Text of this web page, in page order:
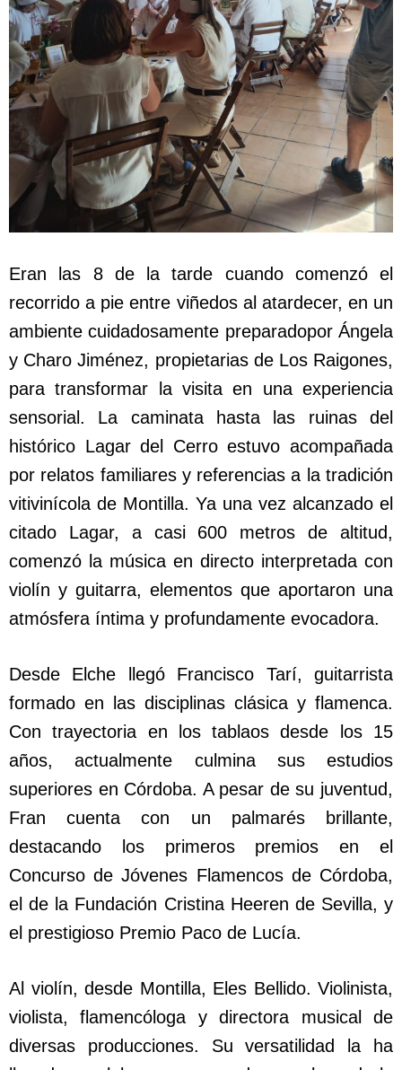
Eran las 8 de la tarde cuando comenzó el
recorrido a pie entre viñedos al atardecer, en un
ambiente cuidadosamente preparadopor Ángela
y Charo Jiménez, propietarias de Los Raigones,
para transformar la visita en una experiencia
sensorial. La caminata hasta las ruinas del
histórico Lagar del Cerro estuvo acompañada
por relatos familiares y referencias a la tradición
vitivinícola de Montilla. Ya una vez alcanzado el
citado Lagar, a casi 600 metros de altitud,
comenzó la música en directo interpretada con
violín y guitarra, elementos que aportaron una
atmósfera íntima y profundamente evocadora.
Desde Elche llegó Francisco Tarí, guitarrista
formado en las disciplinas clásica y flamenca.
Con trayectoria en los tablaos desde los 15
años, actualmente culmina sus estudios
superiores en Córdoba. A pesar de su juventud,
Fran cuenta con un palmarés brillante,
destacando los primeros premios en el
Concurso de Jóvenes Flamencos de Córdoba,
el de la Fundación Cristina Heeren de Sevilla, y
el prestigioso Premio Paco de Lucía.
Al violín, desde Montilla, Eles Bellido. Violinista,
violista, flamencóloga y directora musical de
diversas producciones. Su versatilidad la ha